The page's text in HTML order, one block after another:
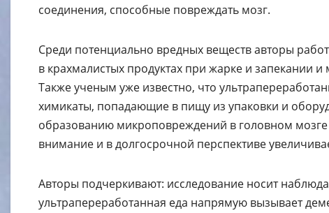
соединения, способные повреждать мозг.
Среди потенциально вредных веществ авторы
в крахмалистых продуктах при жарке и
Также ученым уже известно, что
химикаты, попадающие в пищу из упаковки и
образованию микроповреждений в головном
внимание и в долгосрочной перспективе
Авторы подчеркивают: исследование носит
ультрапереработанная еда напрямую вызывает